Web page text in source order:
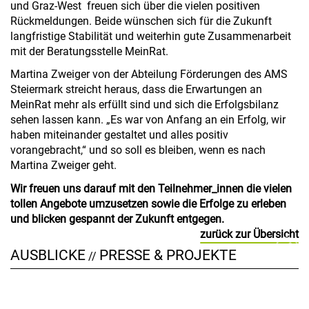
und Graz-West freuen sich über die vielen positiven
Rückmeldungen. Beide wünschen sich für die Zukunft
langfristige Stabilität und weiterhin gute Zusammenarbeit
mit der Beratungsstelle MeinRat.
Martina Zweiger von der Abteilung Förderungen des AMS
Steiermark streicht heraus, dass die Erwartungen an
MeinRat mehr als erfüllt sind und sich die Erfolgsbilanz
sehen lassen kann. „Es war von Anfang an ein Erfolg, wir
haben miteinander gestaltet und alles positiv
vorangebracht,“ und so soll es bleiben, wenn es nach
Martina Zweiger geht.
Wir freuen uns darauf mit den Teilnehmer_innen die vielen
tollen Angebote umzusetzen sowie die Erfolge zu erleben
und blicken gespannt der Zukunft entgegen.
zurück zur Übersicht
AUSBLICKE // PRESSE & PROJEKTE